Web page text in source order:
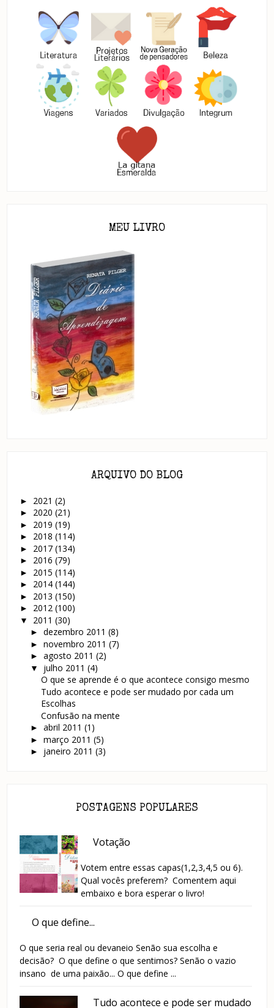
MEU LIVRO
ARQUIVO DO BLOG
► 2021(2)
► 2020(21)
► 2019(19)
► 2018(114)
► 2017(134)
► 2016(79)
► 2015(114)
► 2014(144)
► 2013(150)
► 2012(100)
▼ 2011(30)
► dezembro 2011 (8)
► novembro 2011 (7)
► agosto 2011 (2)
▼ julho 2011 (4)
O que se aprende é o que acontece consigo mesmo
Tudo acontece e pode ser mudado por cada um
Escolhas
Confusão na mente
► abril 2011 (1)
► março 2011 (5)
► janeiro 2011 (3)
POSTAGENS POPULARES
Votação
Votem entre essas capas(1,2,3,4,5 ou 6).
Qual vocês preferem? Comentem aqui
embaixo e bora esperar o livro!
O que define...
O que seria real ou devaneio Senão sua escolha e
decisão? O que define o que sentimos? Senão o vazio
insano de uma paixão... O que define ...
Tudo acontece e pode ser mudado